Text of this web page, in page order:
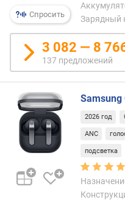
р
н
о
с
т
и
о
т
д
е
ш
в
ы
Спросить
Зарядный
3 082 — 8
137 предложений
Samsung
2026 год
ANC
подсветка